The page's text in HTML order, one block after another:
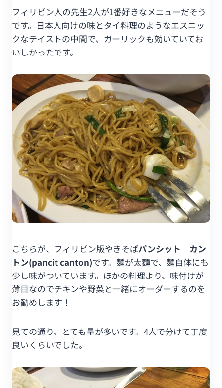
フィリピン人の先生2人が1番好きなメニューだそう
です。日本人向けの味とタイ料理のようなエスニッ
クなテイストの中間で、ガーリックも効いていてお
いしかったです。
こちらが、フィリピン版やきそばパンシット カン
トン(pancit canton)です。麺が太麺で、麺自体にも
少し味がついています。ほかの料理より、味付けが
薄目なのでチキンや野菜と一緒にオーダーするのを
お勧めします！
見ての通り、とても量が多いです。4人で分けて丁度
良いくらいでした。